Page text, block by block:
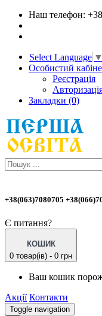
Наш телефон:
Select Language ▼
Особистий
Реєстрація
Закладки (0)
+38(063)7080705
Є питання?
КОШИК
0 товар(ів) - 0 грн
Ваш кошик
Акції Контакти
Toggle navigation